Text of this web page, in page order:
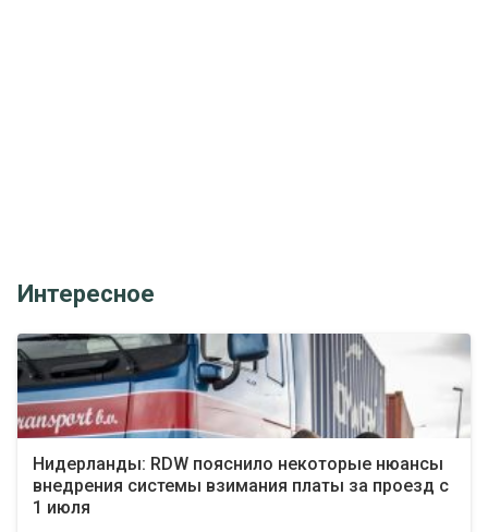
Интересное
Нидерланды: RDW пояснило некоторые нюансы
внедрения системы взимания платы за проезд с
1 июля